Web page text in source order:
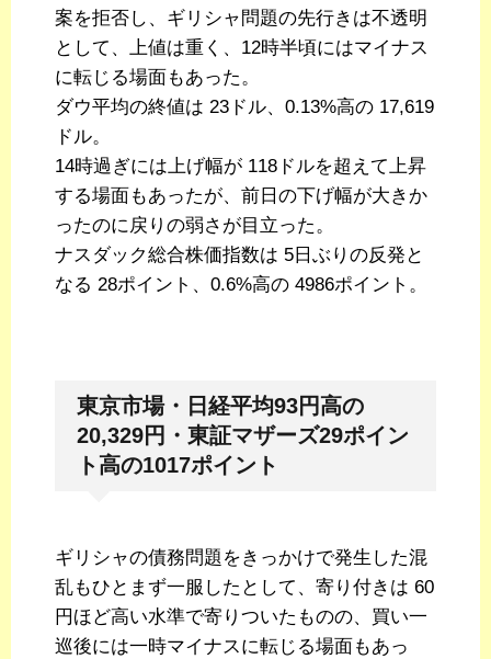
案を拒否し、ギリシャ問題の先行きは不透明
として、上値は重く、12時半頃にはマイナス
に転じる場面もあった。
ダウ平均の終値は 23ドル、0.13%高の 17,619
ドル。
14時過ぎには上げ幅が 118ドルを超えて上昇
する場面もあったが、前日の下げ幅が大きか
ったのに戻りの弱さが目立った。
ナスダック総合株価指数は 5日ぶりの反発と
なる 28ポイント、0.6%高の 4986ポイント。
東京市場・日経平均93円高の
20,329円・東証マザーズ29ポイン
ト高の1017ポイント
ギリシャの債務問題をきっかけで発生した混
乱もひとまず一服したとして、寄り付きは 60
円ほど高い水準で寄りついたものの、買い一
巡後には一時マイナスに転じる場面もあっ